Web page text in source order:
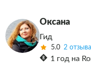
Более 4х лет
многодневные и
путешествия наших
Дагестану.
Оксана
Гид
5.0 2 отзыва
1 год на